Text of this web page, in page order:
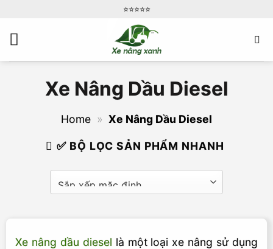
nội
dung
⭐️⭐️⭐️⭐️⭐️
Xe Nâng Dầu Diesel
Home » Xe Nâng Dầu Diesel
✅ BỘ LỌC SẢN PHẨM NHANH
Xe nâng dầu diesel là một loại xe nâng sử dụng